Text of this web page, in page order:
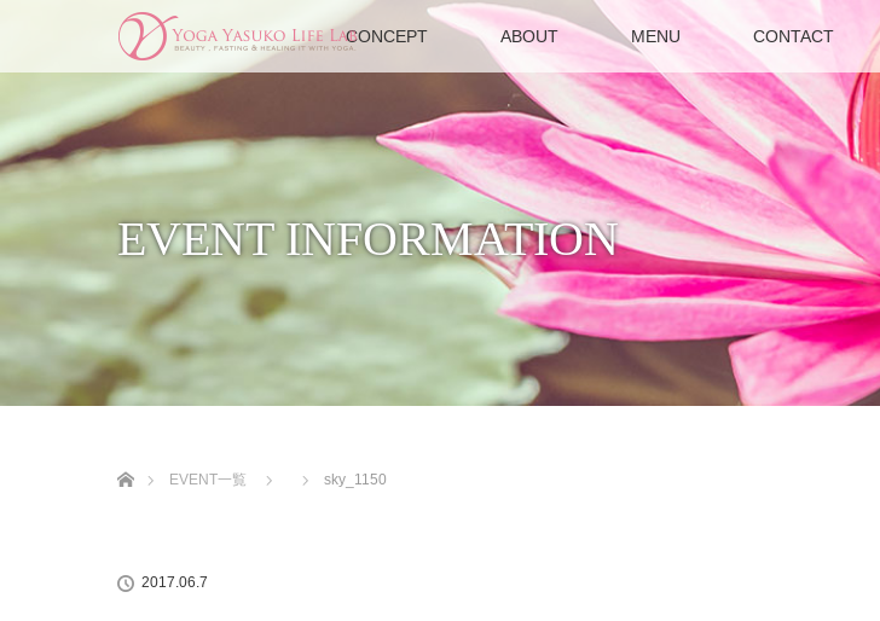
CONCEPT ABOUT MENU CONTACT
EVENT INFORMATION
EVENT一覧
sky_1150
2017.06.7